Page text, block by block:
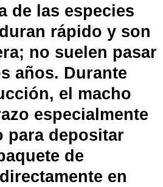
de las especies
rápido y son
no suelen pasar
años. Durante
, el macho
especialmente
para depositar
de
en